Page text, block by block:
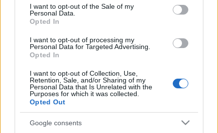
I want to opt-out of the Sale of my
Personal Data.
Opted In
I want to opt-out of processing my
Personal Data for Targeted Advertising.
Opted In
I want to opt-out of Collection, Use,
Retention, Sale, and/or Sharing of my
Personal Data that Is Unrelated with the
Purposes for which it was collected.
Opted Out
Google consents